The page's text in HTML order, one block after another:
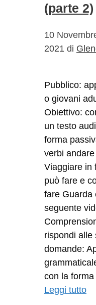
(parte 2)
10
2021 di
Pubblico:
o giovani
Obiettivo:
un testo
forma
verbi
Viaggiare in
può fare e
fare Guarda
seguente
rispondi alle
domande:
con la
Leggi tutto